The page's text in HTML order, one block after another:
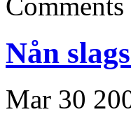
Nån
Mar 30